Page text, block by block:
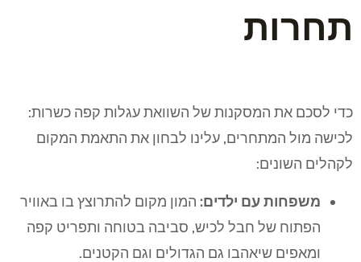
תחרות
כדי לסכם את המסקנות של השוואת עגלות קפה כשרות:
לכישה מול המתחרים, עלינו לבחון את התאמת המקום
לקהלים השונים:
משפחות עם ילדים: המון מקום להתרוצץ בו באוויר
הפתוח של חבל לכיש, סביבה בטוחה ותפריט קפה
ומאפים שיאהבו גם הגדולים וגם הקטנים.